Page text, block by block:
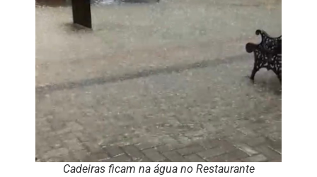
Cadeiras ficam na água no Restaurante